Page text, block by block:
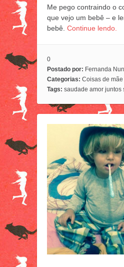
Me pego contraindo o
que vejo um bebê – e
bebê. Continue lendo.
0
Postado por: Fernanda
Categorias: Coisas de mãe
Tags: saudade amor juntos